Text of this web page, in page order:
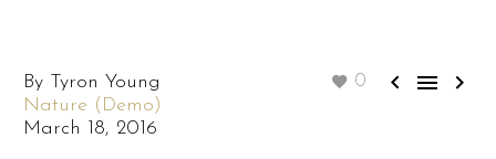
0   
By Tyron Young
Nature (Demo)
March 18, 2016